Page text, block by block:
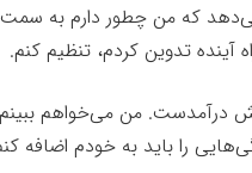
می‌دهد که من چطور دارم به
آینده تدوین کردم، تنظیم کنم.
من می‌خواهم ببینم
را باید به خودم اضافه